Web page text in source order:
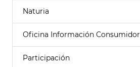
Naturia
Oficina Información Consumidor
Participación